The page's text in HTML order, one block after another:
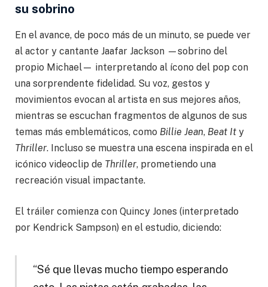
su sobrino
En el avance, de poco más de un minuto, se puede ver
al actor y cantante Jaafar Jackson —sobrino del
propio Michael— interpretando al ícono del pop con
una sorprendente fidelidad. Su voz, gestos y
movimientos evocan al artista en sus mejores años,
mientras se escuchan fragmentos de algunos de sus
temas más emblemáticos, como Billie Jean, Beat It y
Thriller. Incluso se muestra una escena inspirada en el
icónico videoclip de Thriller, prometiendo una
recreación visual impactante.
El tráiler comienza con Quincy Jones (interpretado
por Kendrick Sampson) en el estudio, diciendo:
“Sé que llevas mucho tiempo esperando